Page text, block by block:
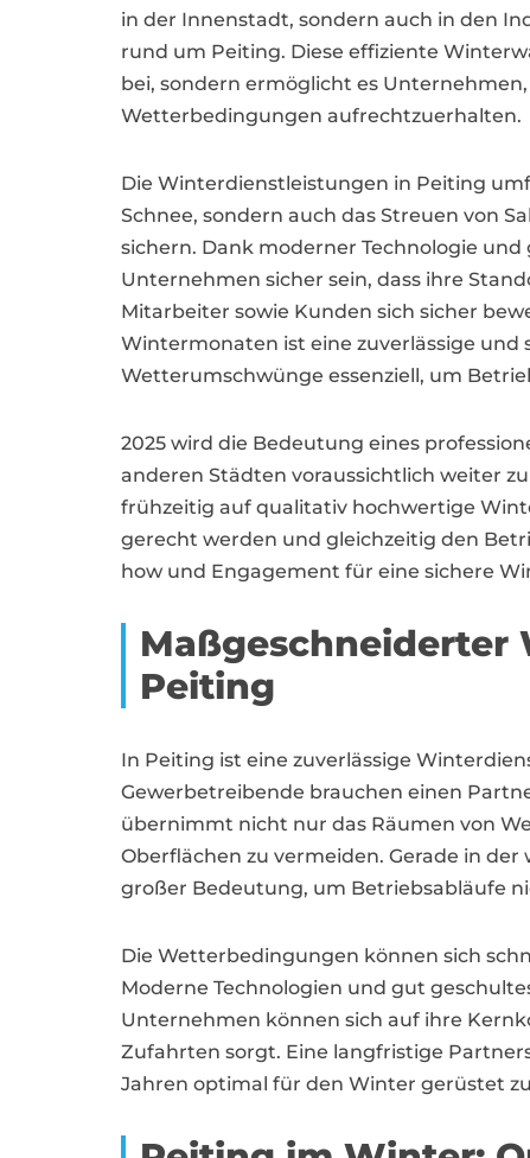
in der Innenstadt, sondern auch in den
rund um Peiting. Diese effiziente
bei, sondern ermöglicht es
Wetterbedingungen aufrechtzuerhalten.
Die Winterdienstleistungen in Peiting
Schnee, sondern auch das Streuen von
sichern. Dank moderner Technologie
Unternehmen sicher sein, dass ihre
Mitarbeiter sowie Kunden sich sicher
Wintermonaten ist eine zuverlässige und
Wetterumschwünge essenziell, um
2025 wird die Bedeutung eines
anderen Städten voraussichtlich weiter
frühzeitig auf qualitativ hochwertige
gerecht werden und gleichzeitig den
how und Engagement für eine sichere
Maßgeschneiderter
Peiting
In Peiting ist eine zuverlässige
Gewerbetreibende brauchen einen
übernimmt nicht nur das Räumen von
Oberflächen zu vermeiden. Gerade in
großer Bedeutung, um Betriebsabläufe
Die Wetterbedingungen können sich
Moderne Technologien und gut
Unternehmen können sich auf ihre
Zufahrten sorgt. Eine langfristige
Jahren optimal für den Winter gerüstet